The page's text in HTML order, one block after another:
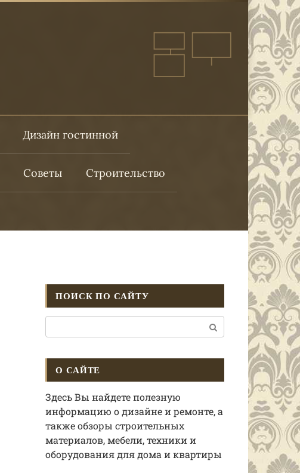
Дизайн гостинной
Советы Строительство
ПОИСК ПО САЙТУ
О САЙТЕ
Здесь Вы найдете полезную
информацию о дизайне и ремонте, а
также обзоры строительных
материалов, мебели, техники и
оборудования для дома и квартиры